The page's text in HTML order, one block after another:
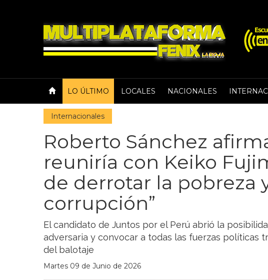
LO ÚLTIMO LOCALES NACIONALES
Internacionales
Roberto Sánchez
reuniría con Keiko
de derrotar la pobreza
corrupción”
El candidato de Juntos por el Perú abrió la
adversaria y convocar a todas las fuerzas políticas
del balotaje
Martes 09 de Junio de 2026